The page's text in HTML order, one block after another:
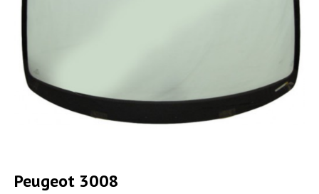
Peugeot 3008